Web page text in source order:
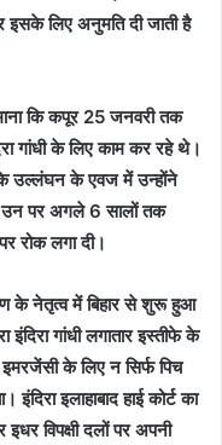
इसके लिए अनुमति दी जाती है
कि कपूर 25 जनवरी तक
गांधी के लिए काम कर रहे थे।
उल्लंघन के एवज में उन्होंने
उन पर अगले 6 सालों तक
रोक लगा दी।
के नेतृत्व में बिहार से शुरू हुआ
इंदिरा गांधी लगातार इस्तीफे के
के लिए न सिर्फ पिच
इलाहाबाद हाई कोर्ट का
विपक्षी दलों पर अपनी